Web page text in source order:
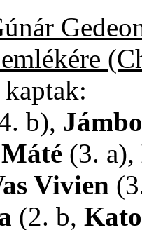
b),
(3. a),
Vivien
(2. b,